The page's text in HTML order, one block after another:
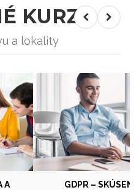
KURZY
a lokality
A
GDPR –